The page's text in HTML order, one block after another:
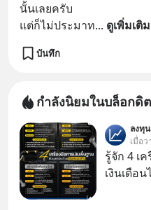
นั้นเลยครับ
แต่ก็ไม่ประมาท... ดูเพิ่มเติม
บันทึก
กำลังนิยมในบล็อกดิต
ลงทุ
เมื่อ
รู้จัก 4 เ
เงินเดือ